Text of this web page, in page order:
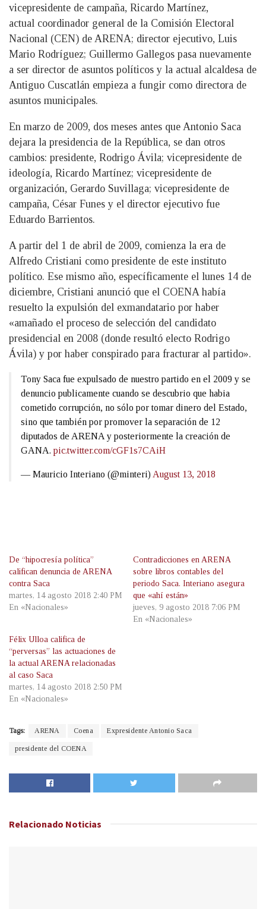
vicepresidente de campaña, Ricardo Martínez,
actual coordinador general de la Comisión Electoral
Nacional (CEN) de ARENA; director ejecutivo, Luis
Mario Rodríguez; Guillermo Gallegos pasa nuevamente
a ser director de asuntos políticos y la actual alcaldesa de
Antiguo Cuscatlán empieza a fungir como directora de
asuntos municipales.
En marzo de 2009, dos meses antes que Antonio Saca
dejara la presidencia de la República, se dan otros
cambios: presidente, Rodrigo Ávila; vicepresidente de
ideología, Ricardo Martínez; vicepresidente de
organización, Gerardo Suvillaga; vicepresidente de
campaña, César Funes y el director ejecutivo fue
Eduardo Barrientos.
A partir del 1 de abril de 2009, comienza la era de
Alfredo Cristiani como presidente de este instituto
político. Ese mismo año, específicamente el lunes 14 de
diciembre, Cristiani anunció que el COENA había
resuelto la expulsión del exmandatario por haber
«amañado el proceso de selección del candidato
presidencial en 2008 (donde resultó electo Rodrigo
Ávila) y por haber conspirado para fracturar al partido».
Tony Saca fue expulsado de nuestro partido en el 2009 y se
denuncio publicamente cuando se descubrio que habia
cometido corrupción, no sólo por tomar dinero del Estado,
sino que también por promover la separación de 12
diputados de ARENA y posteriormente la creación de
GANA. pic.twitter.com/cGF1s7CAiH
— Mauricio Interiano (@minteri) August 13, 2018
De “hipocresía política”
califican denuncia de ARENA
contra Saca
martes, 14 agosto 2018 2:40 PM
En «Nacionales»
Contradicciones en ARENA
sobre libros contables del
periodo Saca. Interiano asegura
que «ahí están»
jueves, 9 agosto 2018 7:06 PM
En «Nacionales»
Félix Ulloa califica de
“perversas” las actuaciones de
la actual ARENA relacionadas
al caso Saca
martes, 14 agosto 2018 2:50 PM
En «Nacionales»
Tags: ARENA Coena Expresidente Antonio Saca
presidente del COENA
Relacionado Noticias